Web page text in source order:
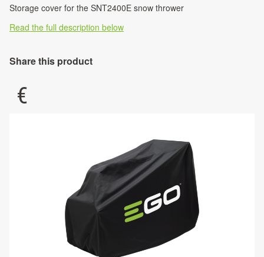
Storage cover for the SNT2400E snow thrower
Read the full description below
Share this product
€